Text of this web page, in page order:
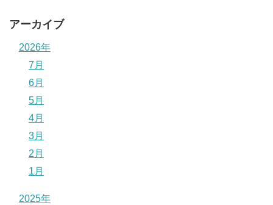
アーカイブ
2026年
7月
6月
5月
4月
3月
2月
1月
2025年